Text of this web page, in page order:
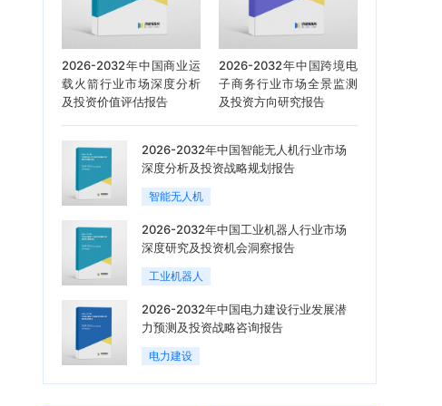
2026-2032年中国商业运
载火箭行业市场深度分析
及投资价值评估报告
2026-2032年中国跨境电
子商务行业市场全景监测
及投资方向研究报告
2026-2032年中国智能无人机行业市场
深度分析及投资战略规划报告
智能无人机
2026-2032年中国工业机器人行业市场
深度研究及投资机会洞察报告
工业机器人
2026-2032年中国电力建设行业发展潜
力预测及投资战略咨询报告
电力建设